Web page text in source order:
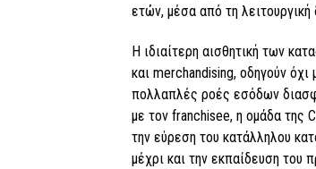
ετών, μέσα από τη
Η ιδιαίτερη αισθητική των
και merchandising, οδηγούν
πολλαπλές ροές εσόδων
με τον franchisee, η ομάδα της
την εύρεση του κατάλληλου
μέχρι και την εκπαίδευση του